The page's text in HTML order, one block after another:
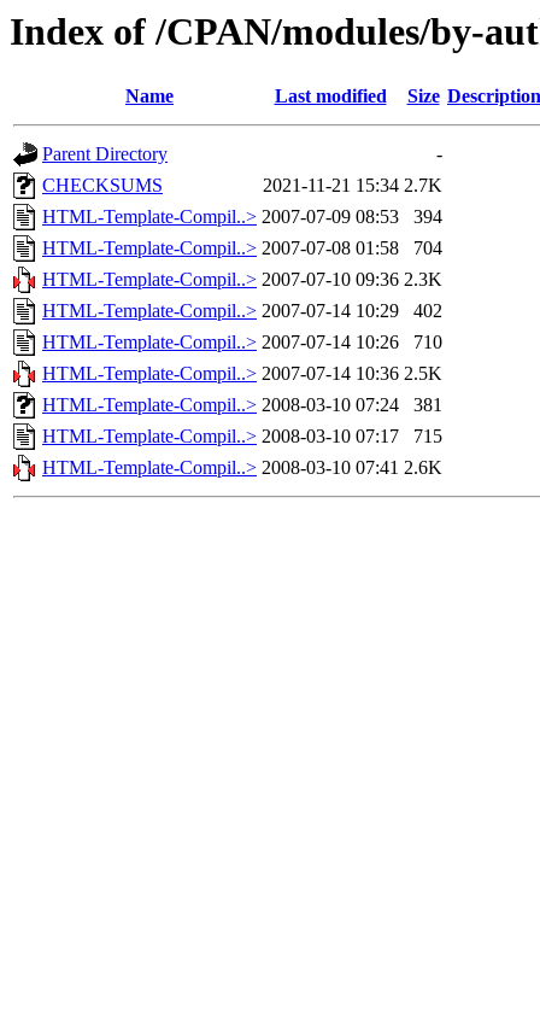
Index of /CPAN/modules/by-
Name Last modified Size Description
Parent Directory
-
CHECKSUMS
2021-11-21 15:34 2.7K
HTML-Template-Compil..> 2007-07-09 08:53
394
HTML-Template-Compil..> 2007-07-08 01:58
704
HTML-Template-Compil..> 2007-07-10 09:36 2.3K
HTML-Template-Compil..> 2007-07-14 10:29
402
HTML-Template-Compil..> 2007-07-14 10:26
710
HTML-Template-Compil..> 2007-07-14 10:36 2.5K
HTML-Template-Compil..> 2008-03-10 07:24
381
HTML-Template-Compil..> 2008-03-10 07:17
715
HTML-Template-Compil..> 2008-03-10 07:41 2.6K